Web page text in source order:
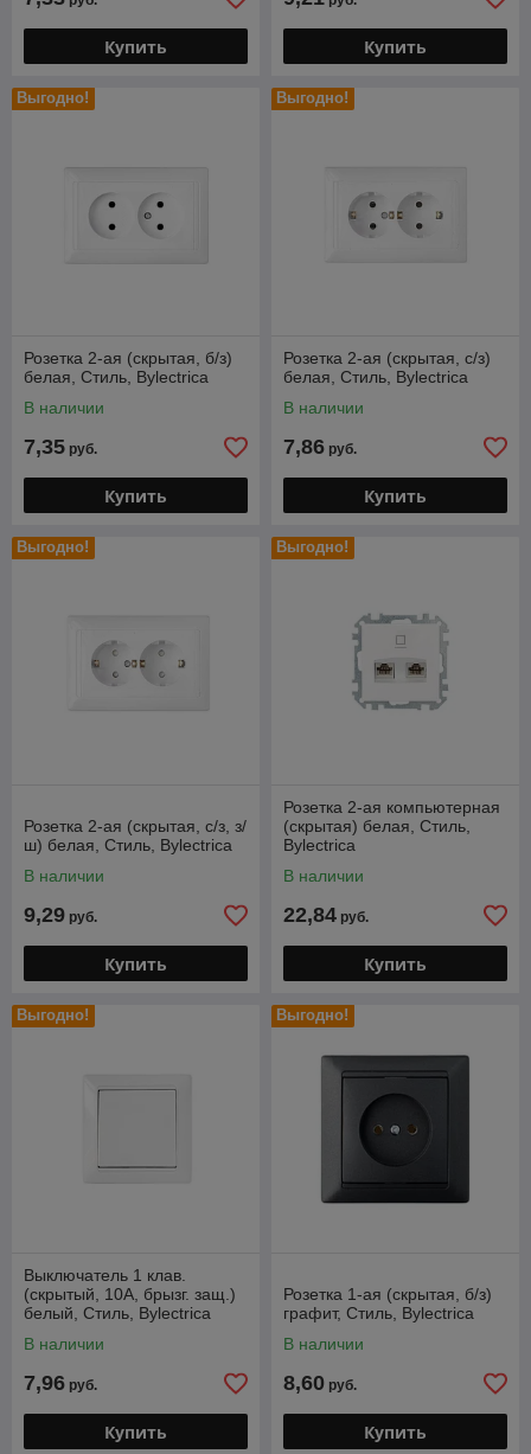
Купить Купить
Выгодно!
Розетка 2-ая (скрытая, б/з)
белая, Стиль, Bylectrica
В наличии
7,35 руб.
Купить
Выгодно!
Розетка 2-ая (скрытая, с/з)
белая, Стиль, Bylectrica
В наличии
7,86 руб.
Купить
Выгодно!
Розетка 2-ая (скрытая, с/з, з/
ш) белая, Стиль, Bylectrica
В наличии
9,29 руб.
Купить
Выгодно!
Розетка 2-ая компьютерная
(скрытая) белая, Стиль,
Bylectrica
В наличии
22,84 руб.
Купить
Выгодно!
Выключатель 1 клав.
(cкрытый, 10А, брызг. защ.)
белый, Стиль, Bylectrica
В наличии
7,96 руб.
Купить
Выгодно!
Розетка 1-ая (скрытая, б/з)
графит, Стиль, Bylectrica
В наличии
8,60 руб.
Купить